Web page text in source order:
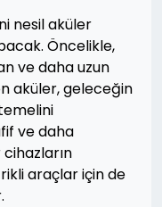
nesil aküler
Öncelikle,
ve daha uzun
aküler, geleceğin
ve daha
araçlar için de